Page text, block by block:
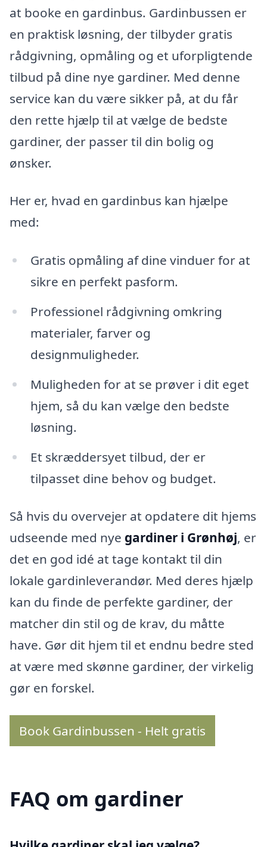
at booke en gardinbus. Gardinbussen er
en praktisk løsning, der tilbyder gratis
rådgivning, opmåling og et uforpligtende
tilbud på dine nye gardiner. Med denne
service kan du være sikker på, at du får
den rette hjælp til at vælge de bedste
gardiner, der passer til din bolig og
ønsker.
Her er, hvad en gardinbus kan hjælpe
med:
Gratis opmåling af dine vinduer for at
sikre en perfekt pasform.
Professionel rådgivning omkring
materialer, farver og
designmuligheder.
Muligheden for at se prøver i dit eget
hjem, så du kan vælge den bedste
løsning.
Et skræddersyet tilbud, der er
tilpasset dine behov og budget.
Så hvis du overvejer at opdatere dit hjems
udseende med nye gardiner i Grønhøj, er
det en god idé at tage kontakt til din
lokale gardinleverandør. Med deres hjælp
kan du finde de perfekte gardiner, der
matcher din stil og de krav, du måtte
have. Gør dit hjem til et endnu bedre sted
at være med skønne gardiner, der virkelig
gør en forskel.
Book Gardinbussen - Helt gratis
FAQ om gardiner